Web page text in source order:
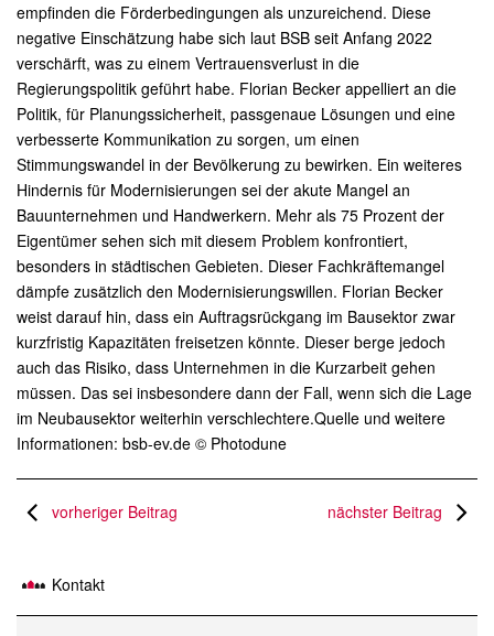
empfinden die Förderbedingungen als unzureichend. Diese
negative Einschätzung habe sich laut BSB seit Anfang 2022
verschärft, was zu einem Vertrauensverlust in die
Regierungspolitik geführt habe. Florian Becker appelliert an die
Politik, für Planungssicherheit, passgenaue Lösungen und eine
verbesserte Kommunikation zu sorgen, um einen
Stimmungswandel in der Bevölkerung zu bewirken. Ein weiteres
Hindernis für Modernisierungen sei der akute Mangel an
Bauunternehmen und Handwerkern. Mehr als 75 Prozent der
Eigentümer sehen sich mit diesem Problem konfrontiert,
besonders in städtischen Gebieten. Dieser Fachkräftemangel
dämpfe zusätzlich den Modernisierungswillen. Florian Becker
weist darauf hin, dass ein Auftragsrückgang im Bausektor zwar
kurzfristig Kapazitäten freisetzen könnte. Dieser berge jedoch
auch das Risiko, dass Unternehmen in die Kurzarbeit gehen
müssen. Das sei insbesondere dann der Fall, wenn sich die Lage
im Neubausektor weiterhin verschlechtere.Quelle und weitere
Informationen: bsb-ev.de © Photodune
vorheriger Beitrag nächster Beitrag
Kontakt